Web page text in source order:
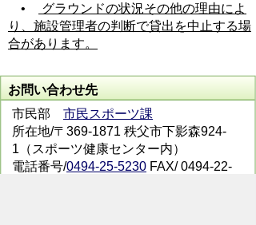
•
グラウンドの状況その他の理由によ
り、施設管理者の判断で貸出を中止する場
合があります。
お問い合わせ先
市民部 市民スポーツ課
所在地/〒369-1871 秩父市下影森924-
1（スポーツ健康センター内）
電話番号/0494-25-5230 FAX/ 0494-22-